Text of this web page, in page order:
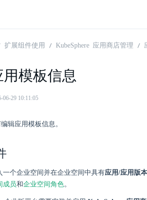
扩展组件使用 KubeSphere 应用商店管理
模板信息
29 10:11:05
辑应用模板信息。
一个企业空间并在企业空间中具有应用/应用版
成员和企业空间角色。